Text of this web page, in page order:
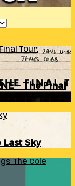
Final Tour:
– The Final
Last Sky
The Cole